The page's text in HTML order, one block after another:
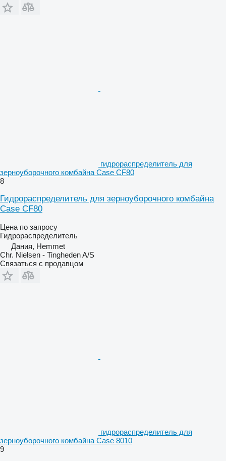
гидрораспределитель для
зерноуборочного комбайна Case CF80
8
Гидрораспределитель для зерноуборочного комбайна
Case CF80
Цена по запросу
Гидрораспределитель
Дания, Hemmet
Chr. Nielsen - Tingheden A/S
Связаться с продавцом
гидрораспределитель для
зерноуборочного комбайна Case 8010
9